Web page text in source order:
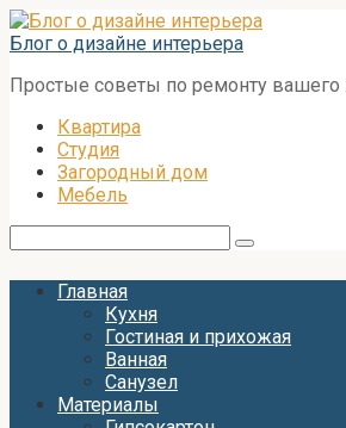
Перейти
к
Блог о дизайне интерьера
Простые советы по ремонту вашего
Квартира
Студия
Загородный дом
Мебель
Главная
Кухня
Гостиная и прихожая
Ванная
Санузел
Материалы